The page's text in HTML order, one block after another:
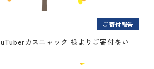
ご寄付報告
カスニャック 様よりご寄付をい